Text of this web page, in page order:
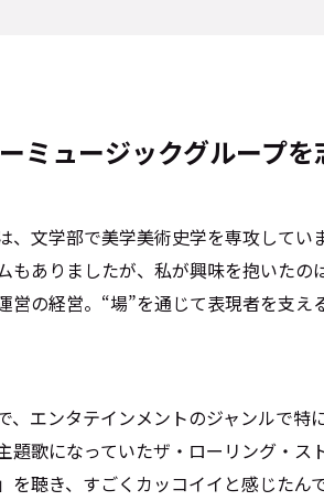
ミュージックグループを
、文学部で美学美術史学を専攻して
もありましたが、私が興味を抱いた
営の経営。“場”を通じて表現者を支
、エンタテインメントのジャンルで特
題歌になっていたザ・ローリング・ス
を聴き、すごくカッコイイと感じたん